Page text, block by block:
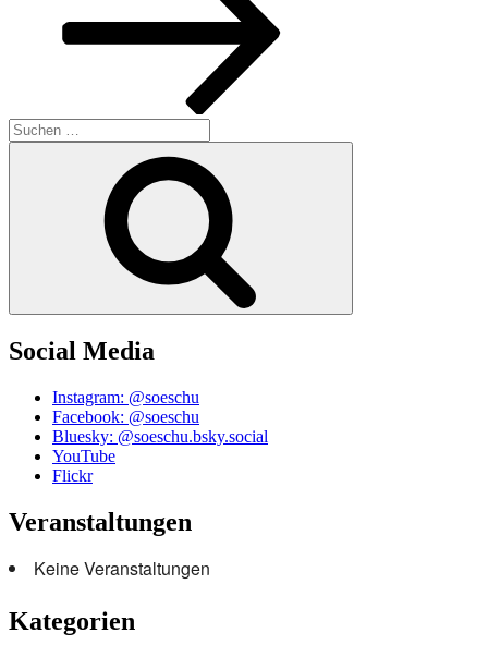
Suchen
nach:
Social Media
Instagram: @soeschu
Facebook: @soeschu
Bluesky: @soeschu.bsky.social
YouTube
Flickr
Veranstaltungen
Keine Veranstaltungen
Kategorien